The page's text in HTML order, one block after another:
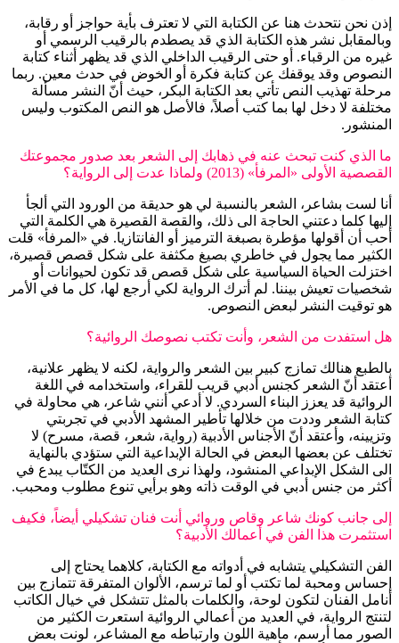
إذن نحن نتحدث هنا عن الكتابة التي لا تعترف بأية حواجز أو رقابة،
وبالمقابل نشر هذه الكتابة الذي قد يصطدم بالرقيب الرسمي أو
غيره من الرقباء. أو حتى الرقيب الداخلي الذي قد يظهر أثناء كتابة
النصوص وقد يوقفك عن كتابة فكرة أو الخوض في حدث معين. ربما
مرحلة تهذيب النص تأتي بعد الكتابة البكر، حيث أنّ النشر مسألة
مختلفة لا دخل لها بما كتب أصلاً، فالأصل هو النص المكتوب وليس
المنشور.
ما الذي كنت تبحث عنه في ذهابك إلى الشعر بعد صدور مجموعتك
القصصية الأولى «المرفأ» (2013) ولماذا عدت إلى الرواية؟
أنا لست بشاعر، الشعر بالنسبة لي هو حديقة من الورود التي ألجأ
إليها كلما دعتني الحاجة الى ذلك، والقصة القصيرة هي الكلمة التي
أحب أن أقولها مؤطرة بصبغة الترميز أو الفانتازيا. في «المرفأ» قلت
الكثير مما يجول في خاطري بصيغ مكثفة على شكل قصص قصيرة،
اختزلت الحياة السياسية على شكل قصص قد تكون لحيوانات أو
شخصيات تعيش بيننا. لم أترك الرواية لكي أرجع لها، كل ما في الأمر
هو توقيت النشر لبعض النصوص.
هل استفدت من الشعر، وأنت تكتب نصوصك الروائية؟
بالطبع هنالك تمازج كبير بين الشعر والرواية، لكنه لا يظهر علانية،
أعتقد أنّ الشعر كجنس أدبي قريب للقراء، واستخدامه في اللغة
الروائية قد يعزز البناء السردي. لا أدعي أنني شاعر، هي محاولة في
كتابة الشعر وددت من خلالها تأطير المشهد الأدبي في تجربتي
وتزيينه، وأعتقد أنّ الأجناس الأدبية (رواية، شعر، قصة، مسرح) لا
تختلف عن بعضها البعض في الحالة الإبداعية التي ستؤدي بالنهاية
الى الشكل الإبداعي المنشود، ولهذا نرى العديد من الكتّاب يبدع في
أكثر من جنس أدبي في الوقت ذاته وهو برأيي تنوع مطلوب ومحبب.
إلى جانب كونك شاعر وقاص وروائي أنت فنان تشكيلي أيضاً، فكيف
استثمرت هذا الفن في أعمالك الأدبية؟
الفن التشكيلي يتشابه في أدواته مع الكتابة، كلاهما يحتاج إلى
إحساس ومحبة لما تكتب أو لما ترسم، الألوان المتفرقة تتمازج بين
أنامل الفنان لتكون لوحة، والكلمات بالمثل تتشكل في خيال الكاتب
لتنتج الرواية، في العديد من أعمالي الروائية استعرت الكثير من
الصور مما أرسم، ماهية اللون وارتباطه مع المشاعر، لونت بعض